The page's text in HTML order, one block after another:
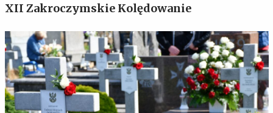
XII Zakroczymskie Kolędowanie